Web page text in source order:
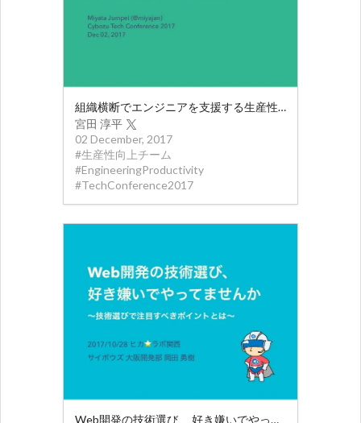
組織横断でエンジニアを支援する生産性向上チームの役割
宮田 淳平
02 December, 2017
#生産性向上チーム
#EngineeringProductivity
#TechConference2017
Web開発の技術選び、 好き嫌いでやってませんか 〜技術選びで注目すべきポイントとは〜